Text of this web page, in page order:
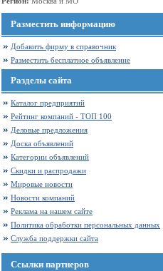
Разместить информацию
Добавить фирму в справочник
Разместить бесплатное объявление
Разделы сайта
Каталог предприятий
Рейтинг компаний - ТОП 100
Деловые предложения
Доска объявлений
Категории объявлений
Скидки и распродажи
Мировые новости
Новости компаний
Реклама на нашем сайте
Политика обработки персональных данных
Служба поддержки сайта
Ссылки партнеров